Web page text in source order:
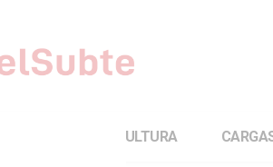
CULTURA